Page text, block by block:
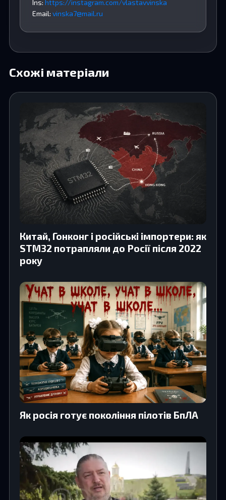
Ins: https://instagram.com/vlastavvinska
Email: vinska7@mail.ru
Схожі матеріали
Китай, Гонконг і російські імпортери: як
STM32 потрапляли до Росії після 2022
року
Як росія готує покоління пілотів БпЛА